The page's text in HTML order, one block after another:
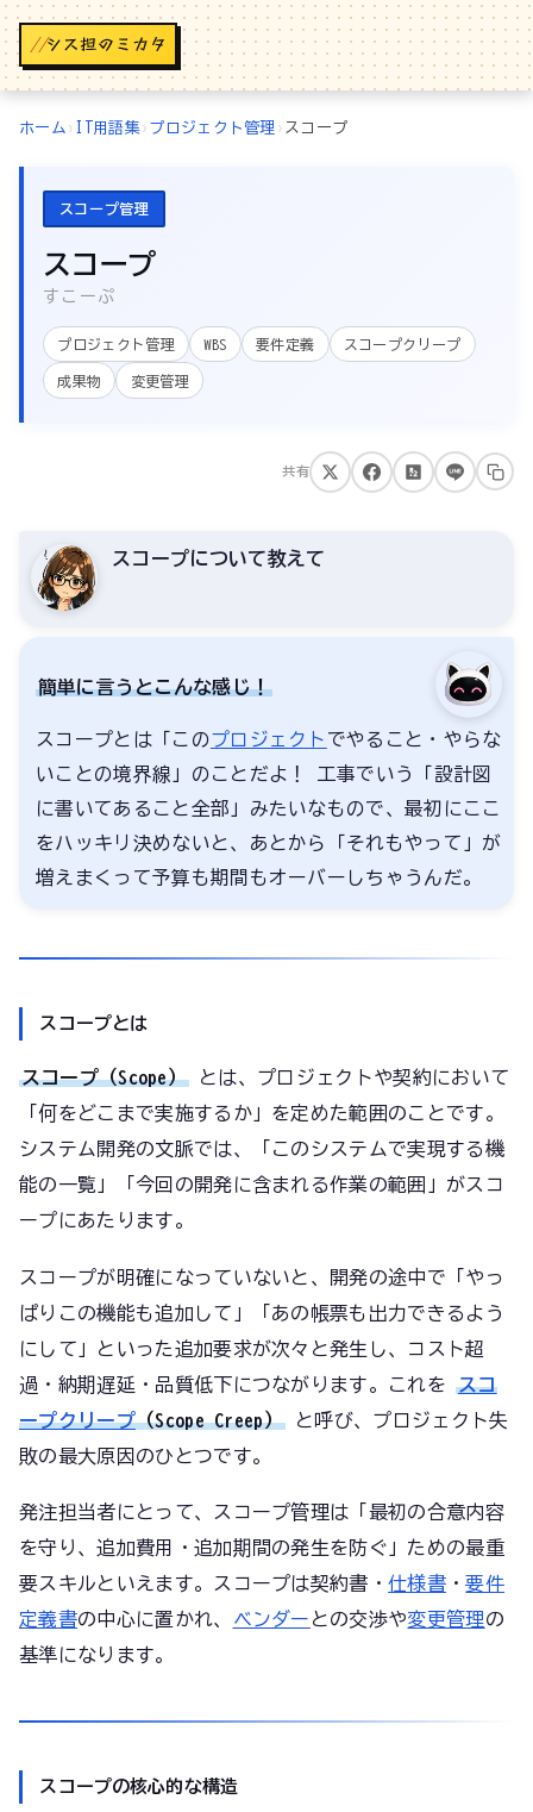
//
ホーム › IT用語集› プロジェクト管理 › スコープ
スコープ管理
スコープ
すこーぷ
プロジェクト管理 WBS 要件定義 スコープクリープ
成果物 変更管理
共有
スコープについて教えて
簡単に言うとこんな感じ！
スコープとは「このプロジェクト でやること・やらな
いことの境界線」のことだよ！ 工事でいう「設計図
に書いてあること全部」みたいなもので、最初にここ
をハッキリ決めないと、あとから「それもやって」が
増えまくって予算も期間もオーバーしちゃうんだ。
スコープとは
スコープ（Scope）とは、プロジェクトや契約において
「何をどこまで実施するか」を定めた範囲のことです。
システム開発の文脈では、「このシステムで実現する機
能の一覧」「今回の開発に含まれる作業の範囲」がスコ
ープにあたります。
スコープが明確になっていないと、開発の途中で「やっ
ぱりこの機能も追加して」「あの帳票も出力できるよう
にして」といった追加要求が次々と発生し、コスト超
過・納期遅延・品質低下につながります。これをスコ
ープクリープ（Scope Creep）と呼び、プロジェクト失
敗の最大原因のひとつです。
発注担当者にとって、スコープ管理は「最初の合意内容
を守り、追加費用・追加期間の発生を防ぐ」ための最重
要スキルといえます。スコープは契約書・仕様書 ・要件
定義書の中心に置かれ、 ベンダー との交渉や変更管理の
基準になります。
スコープの核心的な構造